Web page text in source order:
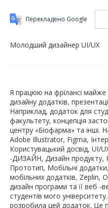
Перекладено Google
Молодший дизайнер UI/UX
Я працюю на фрілансі
дизайну додатків,
Наприклад, додаток для
факультету, концепція
центру «Біофарма» та інші.
Adobe Illustrator, Figma,
Користувацький досвід, UI/
-ДИЗАЙН, Дизайн продукту,
Прототип, Мобільні
мобільних додатків, Zeplin,
дизайн програми та її веб -
студентів мого
розробила цей додаток. Це